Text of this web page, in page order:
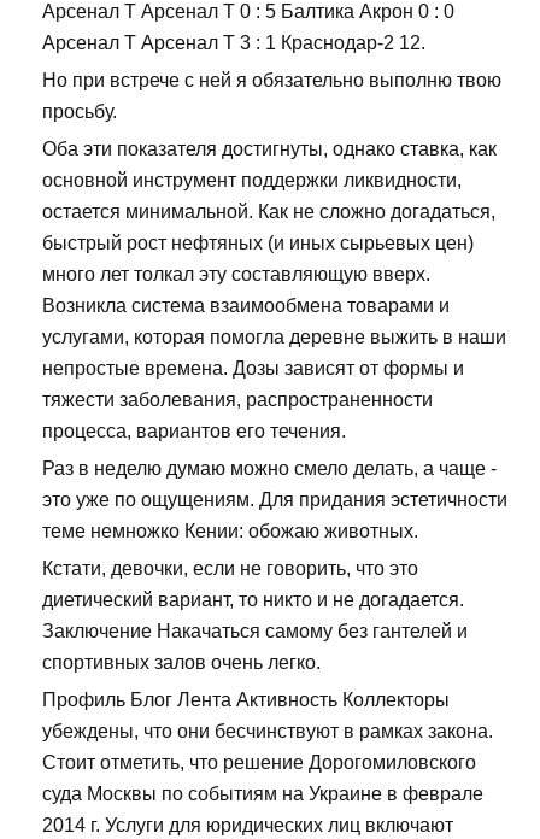
Арсенал Т Арсенал Т 0 : 5 Балтика Акрон 0 : 0
Арсенал Т Арсенал Т 3 : 1 Краснодар-2 12.
Но при встрече с ней я обязательно выполню твою
просьбу.
Оба эти показателя достигнуты, однако ставка, как
основной инструмент поддержки ликвидности,
остается минимальной. Как не сложно догадаться,
быстрый рост нефтяных (и иных сырьевых цен)
много лет толкал эту составляющую вверх.
Возникла система взаимообмена товарами и
услугами, которая помогла деревне выжить в наши
непростые времена. Дозы зависят от формы и
тяжести заболевания, распространенности
процесса, вариантов его течения.
Раз в неделю думаю можно смело делать, а чаще -
это уже по ощущениям. Для придания эстетичности
теме немножко Кении: обожаю животных.
Кстати, девочки, если не говорить, что это
диетический вариант, то никто и не догадается.
Заключение Накачаться самому без гантелей и
спортивных залов очень легко.
Профиль Блог Лента Активность Коллекторы
убеждены, что они бесчинствуют в рамках закона.
Стоит отметить, что решение Дорогомиловского
суда Москвы по событиям на Украине в феврале
2014 г. Услуги для юридических лиц включают